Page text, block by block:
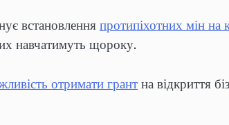
встановлення протипіхотних мін на
навчатимуть щороку.
отримати грант на відкриття